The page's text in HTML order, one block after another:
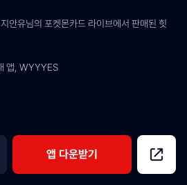
안유님의 포켓몬카드 라이브에서 판매된 힛
앱, WYYYES
앱 다운받기